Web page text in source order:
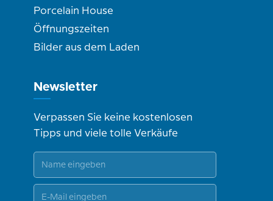
Porcelain House
Öffnungszeiten
Bilder aus dem Laden
Newsletter
Verpassen Sie keine kostenlosen
Tipps und viele tolle Verkäufe